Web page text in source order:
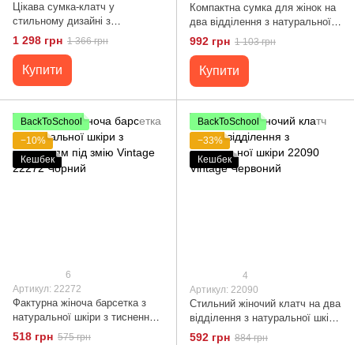
Цікава сумка-клатч у
стильному дизайні з
натуральної шкіри 22086
Vintage Чорна
1 298 грн 1 366 грн
Купити
Компактна сумка для жінок на
два відділення з натуральної
шкіри Vintage 22799 Чорний
992 грн 1 103 грн
Купити
BackToSchool
−10%
Кешбек
6
Артикул: 22272
Фактурна жіноча барсетка з
натуральної шкіри з тисненням
під змію Vintage 22272 Чорний
518 грн 575 грн
BackToSchool
−33%
Кешбек
4
Артикул: 22090
Стильний жіночий клатч на два
відділення з натуральної шкіри
22090 Vintage Червоний
592 грн 884 грн